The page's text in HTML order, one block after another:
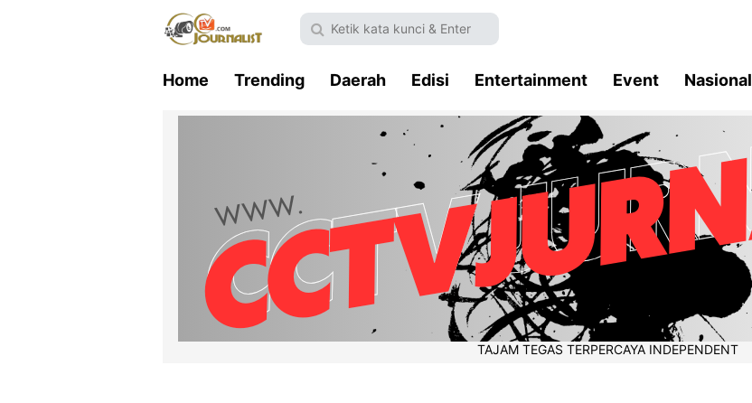
Home Trending Daerah Edisi Entertainment Event Nasional
TAJAM TEGAS TERPERCAYA INDEPENDENT